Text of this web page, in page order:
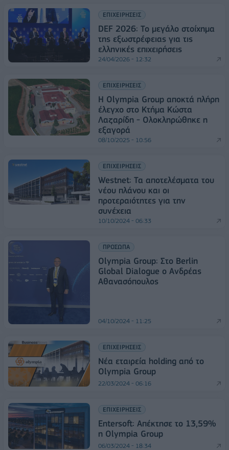
ΕΠΙΧΕΙΡΗΣΕΙΣ
DEF 2026: Το μεγάλο στοίχημα
της εξωστρέφειας για τις
ελληνικές επιχειρήσεις
24/04/2026 - 12:32
ΕΠΙΧΕΙΡΗΣΕΙΣ
Η Olympia Group αποκτά πλήρη
έλεγχο στο Κτήμα Κώστα
Λαζαρίδη - Ολοκληρώθηκε η
εξαγορά
08/10/2025 - 10:56
ΕΠΙΧΕΙΡΗΣΕΙΣ
Westnet: Τα αποτελέσματα του
νέου πλάνου και οι
προτεραιότητες για την
συνέχεια
10/10/2024 - 06:33
ΠΡΟΣΩΠΑ
Olympia Group: Στο Berlin
Global Dialogue o Ανδρέας
Αθανασόπουλος
04/10/2024 - 11:25
ΕΠΙΧΕΙΡΗΣΕΙΣ
Nέα εταιρεία holding από το
Olympia Group
22/03/2024 - 06:16
ΕΠΙΧΕΙΡΗΣΕΙΣ
Entersoft: Απέκτησε το 13,59%
η Olympia Group
06/03/2024 - 18:34